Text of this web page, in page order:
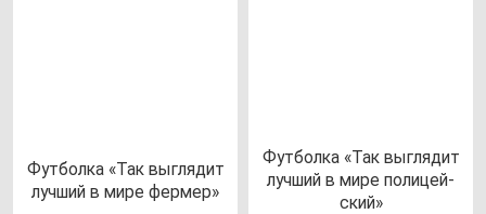
Фут­бол­ка «Так выг­ля­дит
луч­ший в ми­ре фер­мер»
Фут­бол­ка «Так выг­ля­дит
луч­ший в ми­ре по­ли­цей­
ский»